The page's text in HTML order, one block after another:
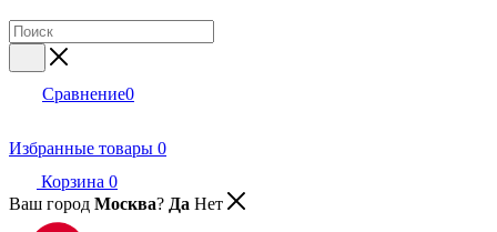
Сравнение0
Избранные товары 0
Корзина 0
Ваш город Москва? Да Нет